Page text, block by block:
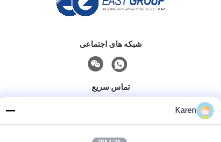
شبکه های اجتماعی
تماس سریع
تلفن
Karen